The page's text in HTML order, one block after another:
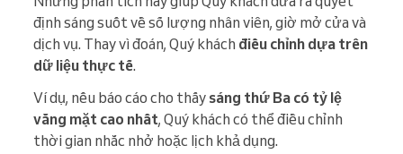
định sáng suốt về số lượng nhân viên, giờ mở cửa và
dịch vụ. Thay vì đoán, Quý khách điều chỉnh dựa trên
dữ liệu thực tế.
Ví dụ, nếu báo cáo cho thấy sáng thứ Ba có tỷ lệ
vắng mặt cao nhất, Quý khách có thể điều chỉnh
thời gian nhắc nhở hoặc lịch khả dụng.